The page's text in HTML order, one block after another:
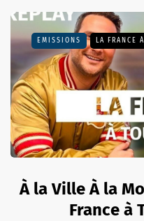
EMISSIONS LA FRANCE
À la Ville À la
France à